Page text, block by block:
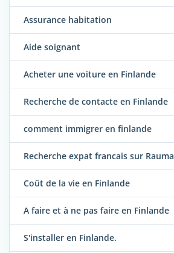
Assurance habitation
Aide soignant
Acheter une voiture en Finlande
Recherche de contacte en Finlande
comment immigrer en finlande
Recherche expat francais sur Rauma
Coût de la vie en Finlande
A faire et à ne pas faire en Finlande
S'installer en Finlande.